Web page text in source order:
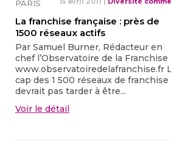
PARIS
La franchise française : près de
1500 réseaux actifs
Par Samuel Burner, Rédacteur en
chef l’Observatoire de la Franchise
www.observatoiredelafranchise.fr
cap des 1 500 réseaux de franchise
devrait pas tarder à être...
Voir le détail